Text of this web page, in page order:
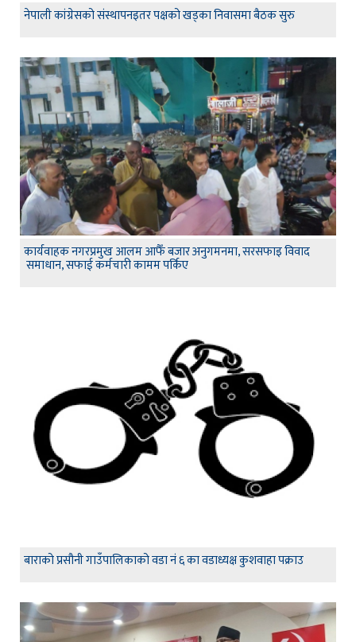
नेपाली कांग्रेसको संस्थापनइतर पक्षको खड्का निवासमा बैठक सुरु
कार्यवाहक नगरप्रमुख आलम आफैँ बजार अनुगमनमा, सरसफाइ विवाद
समाधान, सफाई कर्मचारी कामम पर्किए
बाराको प्रसौनी गाउँपालिकाको वडा नं ६ का वडाध्यक्ष कुशवाहा पक्राउ